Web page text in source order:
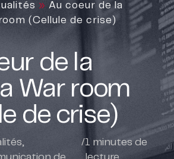
» Au coeur de la
(Cellule de crise)
de la
War room
de crise)
,
/1 minutes de